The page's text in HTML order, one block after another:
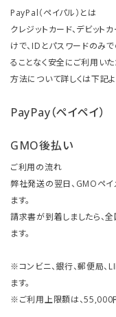
PayPal（ペイパル）とは
クレジットカード、デビッ
けで、IDとパスワードのみ
ることなく安全にご利用い
方法について詳しくは下記
PayPay（ペイペイ）
GMO後払い
ご利用の流れ
弊社発送の翌日、GMOペイ
ます。
請求書が到着しましたら、
ます。
※コンビニ、銀行、郵便局
ます。
※ご利用上限額は、55,000円